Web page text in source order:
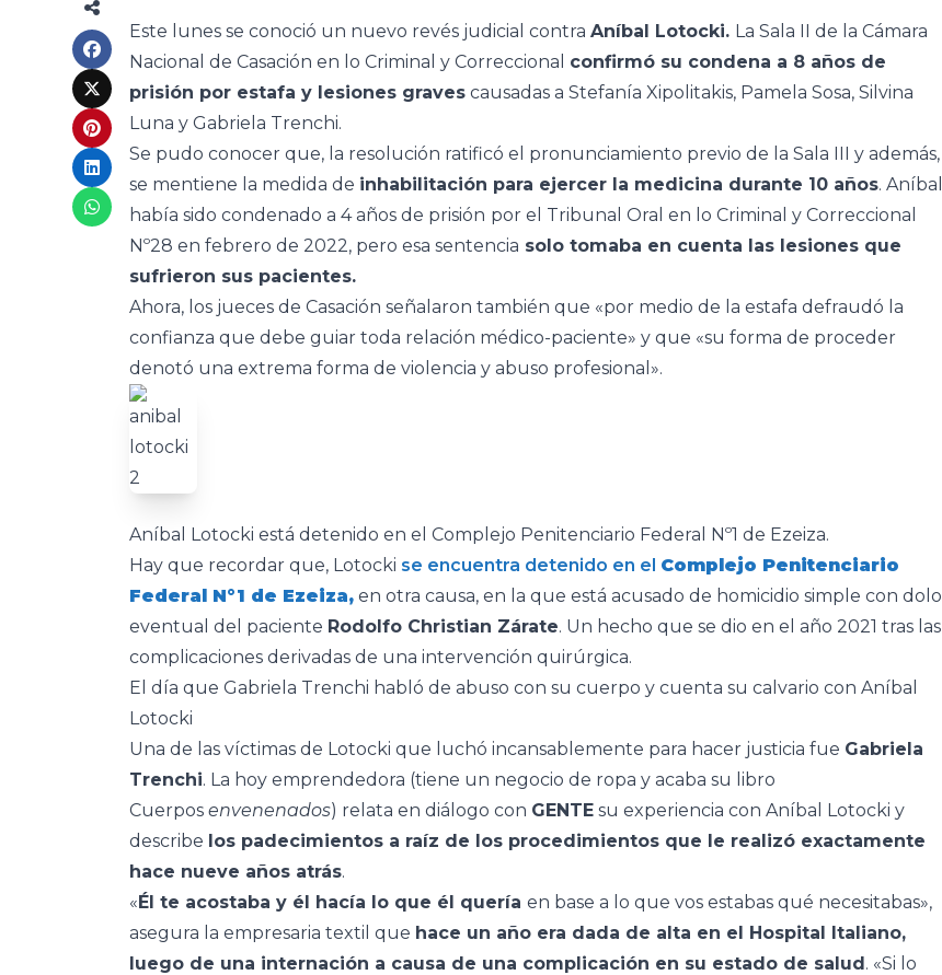
Este lunes se conoció un nuevo revés judicial contra Aníbal Lotocki. La Sala II de la Cámara
Nacional de Casación en lo Criminal y Correccional confirmó su condena a 8 años de
prisión por estafa y lesiones graves causadas a Stefanía Xipolitakis, Pamela Sosa, Silvina
Luna y Gabriela Trenchi.
Se pudo conocer que, la resolución ratificó el pronunciamiento previo de la Sala III y además,
se mentiene la medida de inhabilitación para ejercer la medicina durante 10 años. Aníbal
había sido condenado a 4 años de prisión por el Tribunal Oral en lo Criminal y Correccional
Nº28 en febrero de 2022, pero esa sentencia solo tomaba en cuenta las lesiones que
sufrieron sus pacientes.
Ahora, los jueces de Casación señalaron también que «por medio de la estafa defraudó la
confianza que debe guiar toda relación médico-paciente» y que «su forma de proceder
denotó una extrema forma de violencia y abuso profesional».
Aníbal Lotocki está detenido en el Complejo Penitenciario Federal Nº1 de Ezeiza.
Hay que recordar que, Lotocki se encuentra detenido en el Complejo Penitenciario
Federal N°1 de Ezeiza, en otra causa, en la que está acusado de homicidio simple con dolo
eventual del paciente Rodolfo Christian Zárate. Un hecho que se dio en el año 2021 tras las
complicaciones derivadas de una intervención quirúrgica.
El día que Gabriela Trenchi habló de abuso con su cuerpo y cuenta su calvario con Aníbal
Lotocki
Una de las víctimas de Lotocki que luchó incansablemente para hacer justicia fue Gabriela
Trenchi. La hoy emprendedora (tiene un negocio de ropa y acaba su libro
Cuerpos envenenados) relata en diálogo con GENTE su experiencia con Aníbal Lotocki y
describe los padecimientos a raíz de los procedimientos que le realizó exactamente
hace nueve años atrás.
«Él te acostaba y él hacía lo que él quería en base a lo que vos estabas qué necesitabas»,
asegura la empresaria textil que hace un año era dada de alta en el Hospital Italiano,
luego de una internación a causa de una complicación en su estado de salud. «Si lo